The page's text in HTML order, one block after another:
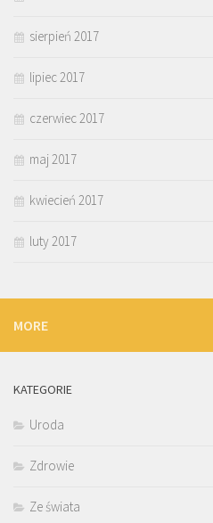
sierpień 2017
lipiec 2017
czerwiec 2017
maj 2017
kwiecień 2017
luty 2017
MORE
KATEGORIE
Uroda
Zdrowie
Ze świata